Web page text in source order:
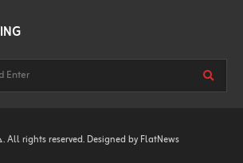
© 2023 جريدة التحرير. All rights reserved. Designed by FlatNews